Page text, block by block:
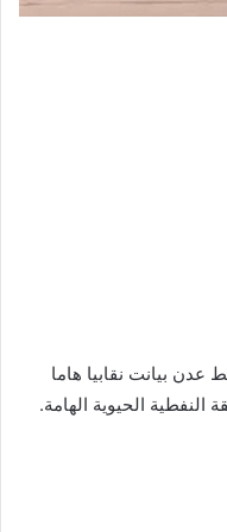
عدن بيانت نقابيا هاما
النفطية الحيوية الهامة.